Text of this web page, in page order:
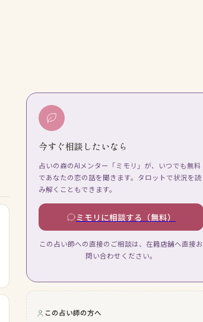
今すぐ相談したいなら
占いの森のAIメンター「ミモリ」が、いつでも無料
であなたの恋の話を聞きます。タロットで状況を読
み解くこともできます。
ミモリに相談する（無料）
この占い師への直接のご相談は、在籍店舗へ直接お
問い合わせください。
この占い師の方へ